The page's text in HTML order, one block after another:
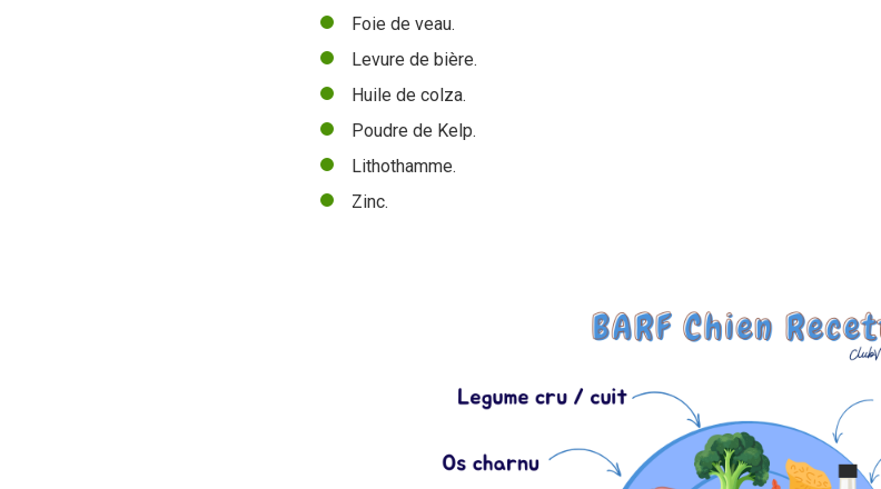
Foie de veau.
Levure de bière.
Huile de colza.
Poudre de Kelp.
Lithothamme.
Zinc.